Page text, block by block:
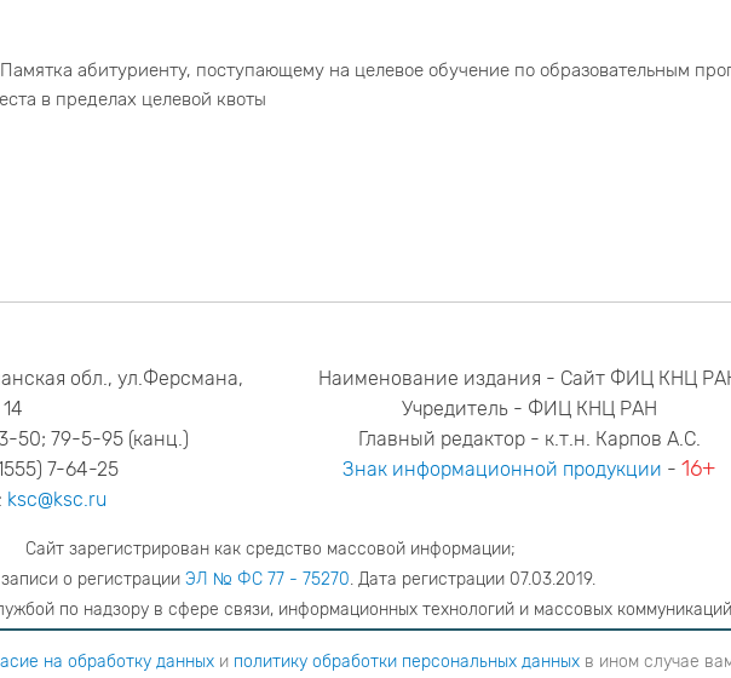
Памятка абитуриенту, поступающему на целевое обучение по образовательным
в пределах целевой квоты
обл., ул.Ферсмана,
14
50; 79-5-95 (канц.)
7-64-25
ksc@ksc.ru
Наименование издания - Сайт ФИЦ КНЦ
Учредитель - ФИЦ КНЦ РАН
Главный редактор - к.т.н. Карпов А.С.
Знак информационной продукции -16+
Сайт зарегистрирован как средство массовой информации;
о регистрации ЭЛ № ФС 77 - 75270. Дата регистрации 07.03.2019.
по надзору в сфере связи, информационных технологий и массовых
редакцииya.stogova@ksc.ru телефон редакции81555-79-516
на обработку данныхи политику обработки персональных данныхв ином случае